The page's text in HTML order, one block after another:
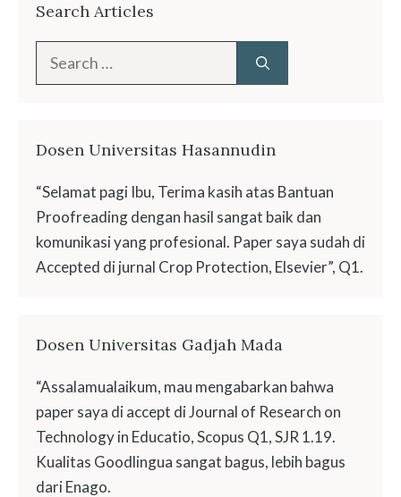
Search Articles
Dosen Universitas Hasannudin
“Selamat pagi Ibu, Terima kasih atas Bantuan
Proofreading dengan hasil sangat baik dan
komunikasi yang profesional. Paper saya sudah di
Accepted di jurnal Crop Protection, Elsevier”, Q1.
Dosen Universitas Gadjah Mada
“Assalamualaikum, mau mengabarkan bahwa
paper saya di accept di Journal of Research on
Technology in Educatio, Scopus Q1, SJR 1.19.
Kualitas Goodlingua sangat bagus, lebih bagus
dari Enago.